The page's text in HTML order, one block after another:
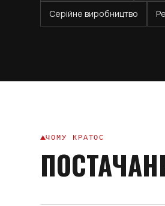
Серійне виробництво
ЧОМУ КРАТОС